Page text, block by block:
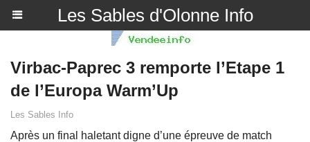
Les Sables d'Olonne Info
Virbac-Paprec 3 remporte l’Etape 1
de l’Europa Warm’Up
Les Sables Info
Après un final haletant digne d’une épreuve de match